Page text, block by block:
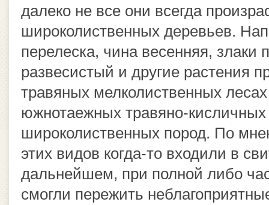
далеко не все они всегда
широколиственных деревьев.
перелеска, чина весенняя,
развесистый и другие растения
травяных мелколиственных
южнотаежных травяно-
широколиственных пород. По
этих видов когда-то входили в
дальнейшем, при полной либо
смогли пережить